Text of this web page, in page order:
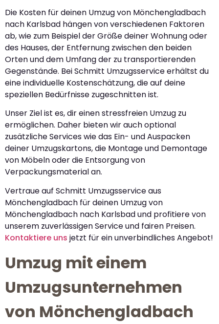
Die Kosten für deinen Umzug von Mönchengladbach
nach Karlsbad hängen von verschiedenen Faktoren
ab, wie zum Beispiel der Größe deiner Wohnung oder
des Hauses, der Entfernung zwischen den beiden
Orten und dem Umfang der zu transportierenden
Gegenstände. Bei Schmitt Umzugsservice erhältst du
eine individuelle Kostenschätzung, die auf deine
speziellen Bedürfnisse zugeschnitten ist.
Unser Ziel ist es, dir einen stressfreien Umzug zu
ermöglichen. Daher bieten wir auch optional
zusätzliche Services wie das Ein- und Auspacken
deiner Umzugskartons, die Montage und Demontage
von Möbeln oder die Entsorgung von
Verpackungsmaterial an.
Vertraue auf Schmitt Umzugsservice aus
Mönchengladbach für deinen Umzug von
Mönchengladbach nach Karlsbad und profitiere von
unserem zuverlässigen Service und fairen Preisen.
Kontaktiere uns jetzt für ein unverbindliches Angebot!
Umzug mit einem
Umzugsunternehmen
von Mönchengladbach